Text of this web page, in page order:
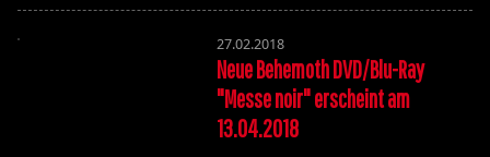
27.02.2018
Neue Behemoth DVD/Blu-Ray
"Messe noir" erscheint am
13.04.2018